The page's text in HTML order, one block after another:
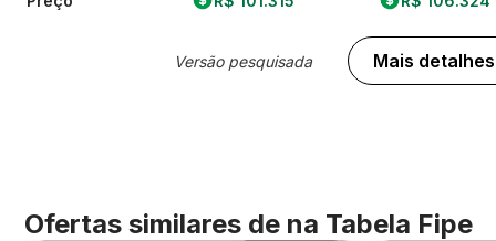
Versão pesquisada Mais detalhes
Ofertas similares de na Tabela Fipe
Foto 360º